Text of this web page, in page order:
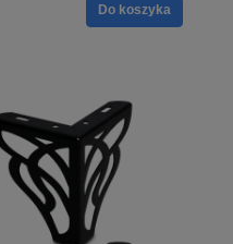
Do koszyka